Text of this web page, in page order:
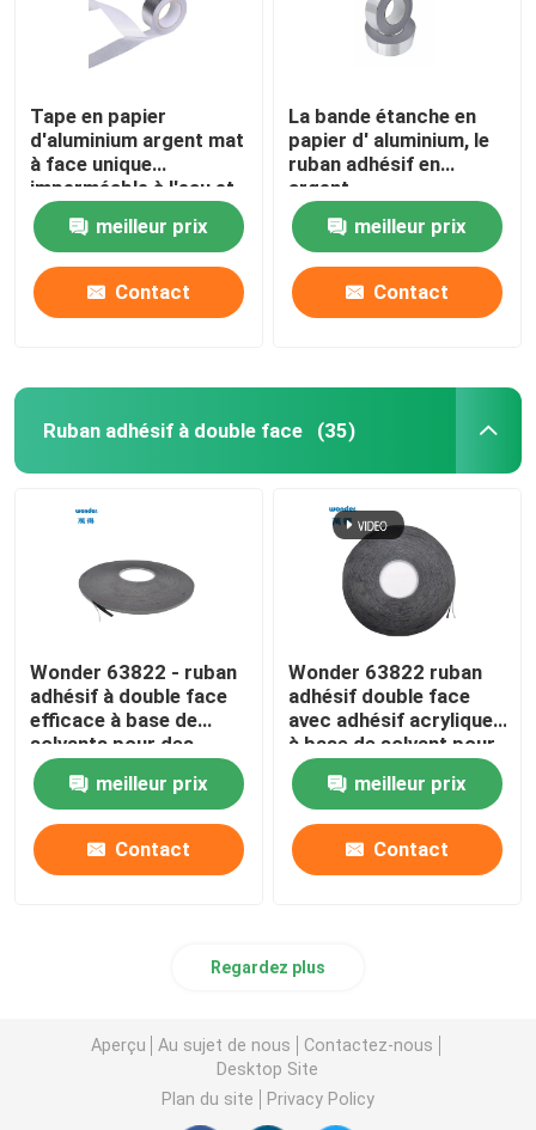
Tape en papier
d'aluminium argent mat
à face unique
imperméable à l'eau et
à haute température
meilleur prix
Contact
La bande étanche en
papier d' aluminium, le
ruban adhésif en
argent.
meilleur prix
Contact
Ruban adhésif à double face (35)
Wonder 63822 - ruban
adhésif à double face
efficace à base de
solvants pour des
applications
polyvalentesmeilleur prix
Contact
Wonder 63822 ruban
adhésif double face
avec adhésif acrylique
à base de solvant pour
une forte liaison
meilleur prix
Contact
Regardez plus
Aperçu Au sujet de nous
Contactez-nous
Desktop Site
Plan du site
Privacy Policy